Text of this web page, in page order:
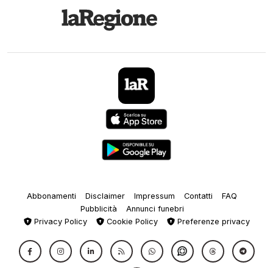
Abbonamenti Disclaimer Impressum Contatti
FAQ
Pubblicità
Annunci funebri
Privacy Policy
Cookie Policy Preferenze privacy